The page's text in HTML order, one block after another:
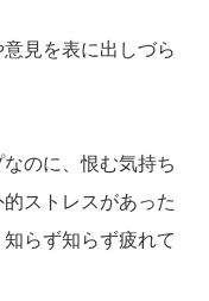
見を表に出しづら
のに、恨む気持ち
ストレスがあった
らず知らず疲れて